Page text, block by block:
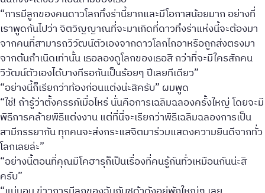
“การมีลูกของคนดาวโลกทึงร่านี้ยากและมีโอกาสน้อยมาก อย่างที่
เราพูดกันไปว่า จิตวิญญาณที่จะมาเกิดที่ดาวทึงร่าแห่งนี้จะต้องมา
จากคนที่สามารถวิวัฒน์ตัวเองจากดาวโลกไกอาหรือถูกส่งตรงมา
จากต้นกำเนิดเท่านั้น เธอลองดูโลกของเธอสิ กว่าที่จะมีใครสักคน
วิวัฒน์ตัวเองได้บางทีรอกันเป็นร้อยๆ ปีเลยทีเดียว”
“อย่างนี้ก็เรียกว่าท้องก่อนแต่งน่ะสิครับ” ผมพูด
“ใช่! ถ้ารู้ว่าตั้งครรภ์เมื่อไหร่ นั่นคือการเฉลิมฉลองครั้งใหญ่ โดยจะมี
พิธีการคล้ายพิธีแต่งงาน แต่ที่นี่จะเรียกว่าพิธีเฉลิมฉลองการเป็น
สามีภรรยากัน ทุกคนจะส่งกระแสจิตมาร่วมแสดงความยินดีจากทั่ว
โลกเลยล่ะ”
“อย่างนี้ตอนที่คุณมีโคฮารุก็เป็นเรื่องที่คนรู้กันทั่วเหมือนกันน่ะสิ
ครับ”